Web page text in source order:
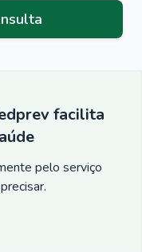
facilita
pelo serviço